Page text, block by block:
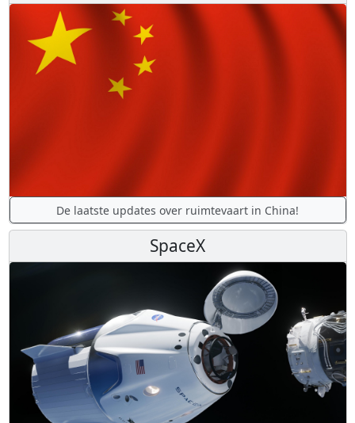
De laatste updates over ruimtevaart in China!
SpaceX